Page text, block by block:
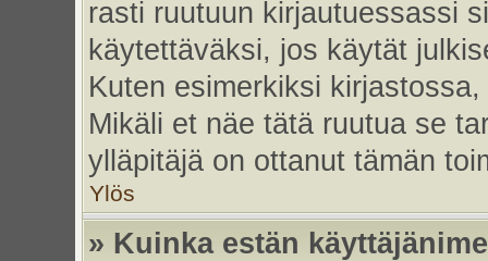
rasti ruutuun kirjautuessassi
käytettäväksi, jos käytät
Kuten esimerkiksi
Mikäli et näe tätä ruutua se
ylläpitäjä on ottanut tämän
Ylös
» Kuinka estän